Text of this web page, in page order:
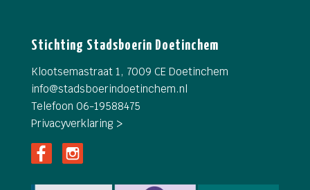
Stichting Stadsboerin Doetinchem
Klootsemastraat 1, 7009 CE Doetinchem
info@stadsboerindoetinchem.nl
Telefoon 06-19588475
Privacyverklaring >